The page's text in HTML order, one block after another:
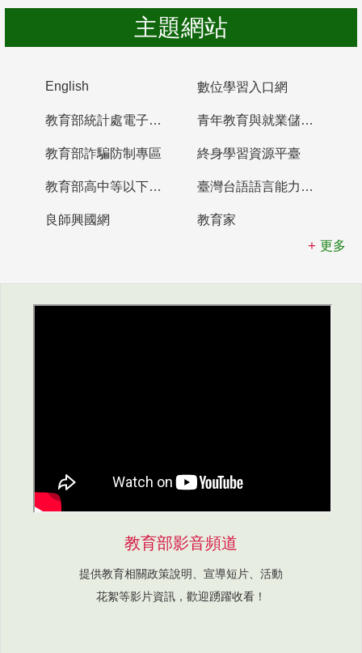
主題網站
English 數位學習入口網
教育部統計處電子書櫃 青年教育與就業儲蓄帳戶
教育部詐騙防制專區 終身學習資源平臺
教育部高中等以下學校及幼兒園教師資格檢定考試 臺灣台語語言能力認證網站
良師興國網
教育家
更多
教育部影音頻道
提供教育相關政策說明、宣導短片、活動
花絮等影片資訊，歡迎踴躍收看！